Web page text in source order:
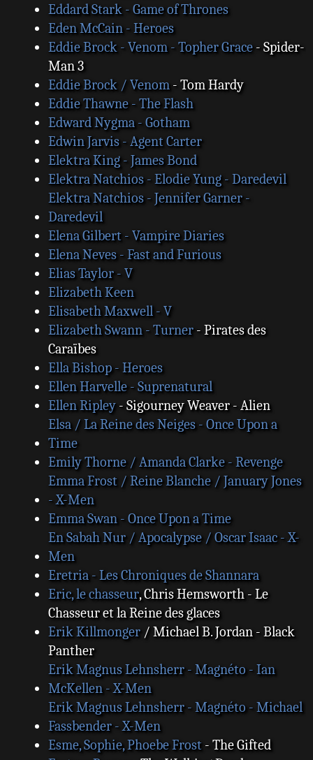
Eddard Stark - Game of Thrones
Eden McCain - Heroes
Eddie Brock - Venom - Topher Grace- Spider-
Man 3
Eddie Brock / Venom- Tom Hardy
Eddie Thawne - The Flash
Edward Nygma - Gotham
Edwin Jarvis - Agent Carter
Elektra King - James Bond
Elektra Natchios - Elodie Yung - Daredevil
Elektra Natchios - Jennifer Garner -
Daredevil
Elena Gilbert - Vampire Diaries
Elena Neves - Fast and Furious
Elias Taylor - V
Elizabeth Keen
Elisabeth Maxwell - V
Elizabeth Swann - Turner- Pirates des
Caraïbes
Ella Bishop - Heroes
Ellen Harvelle - Suprenatural
Ellen Ripley- Sigourney Weaver - Alien
Elsa / La Reine des Neiges - Once Upon a
Time
Emily Thorne / Amanda Clarke - Revenge
Emma Frost / Reine Blanche / January Jones
- X-Men
Emma Swan - Once Upon a Time
En Sabah Nur / Apocalypse / Oscar Isaac - X-
Men
Eretria - Les Chroniques de Shannara
Eric, le chasseur, Chris Hemsworth - Le
Chasseur et la Reine des glaces
Erik Killmonger/ Michael B. Jordan - Black
Panther
Erik Magnus Lehnsherr - Magnéto - Ian
McKellen - X-Men
Erik Magnus Lehnsherr - Magnéto - Michael
Fassbender - X-Men
Esme, Sophie, Phoebe Frost- The Gifted